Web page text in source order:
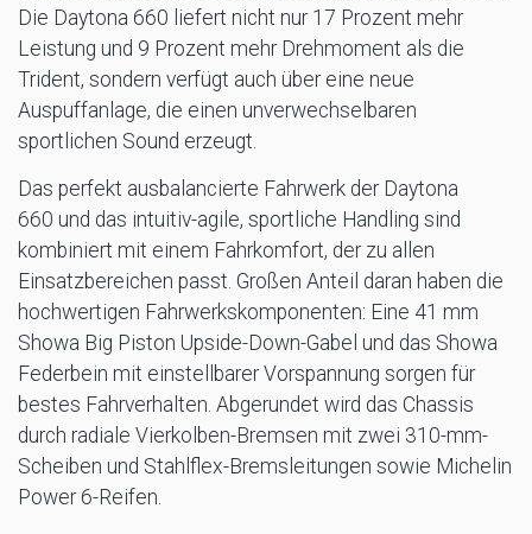
Die Daytona 660 liefert nicht nur 17 Prozent mehr
Leistung und 9 Prozent mehr Drehmoment als die
Trident, sondern verfügt auch über eine neue
Auspuffanlage, die einen unverwechselbaren
sportlichen Sound erzeugt.
Das perfekt ausbalancierte Fahrwerk der Daytona
660 und das intuitiv-agile, sportliche Handling sind
kombiniert mit einem Fahrkomfort, der zu allen
Einsatzbereichen passt. Großen Anteil daran haben die
hochwertigen Fahrwerkskomponenten: Eine 41 mm
Showa Big Piston Upside-Down-Gabel und das Showa
Federbein mit einstellbarer Vorspannung sorgen für
bestes Fahrverhalten. Abgerundet wird das Chassis
durch radiale Vierkolben-Bremsen mit zwei 310-mm-
Scheiben und Stahlflex-Bremsleitungen sowie Michelin
Power 6-Reifen.